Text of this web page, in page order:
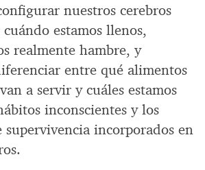
nuestros cerebros
estamos llenos,
realmente hambre, y
entre qué alimentos
a servir y cuáles estamos
inconscientes y los
supervivencia incorporados en